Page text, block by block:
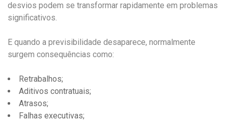
desvios podem se transformar rapidamente em problemas
significativos.
E quando a previsibilidade desaparece, normalmente
surgem consequências como:
Retrabalhos;
Aditivos contratuais;
Atrasos;
Falhas executivas;